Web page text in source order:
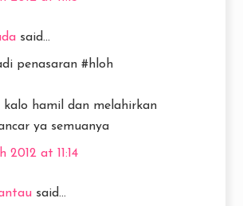
said...
penasaran #hloh
kalo hamil dan melahirkan
ya semuanya
2012 at 11:14
said...